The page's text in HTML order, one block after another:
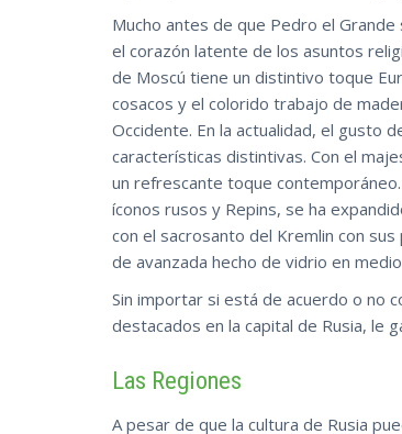
Mucho antes de que Pedro el
el corazón latente de los asuntos
de Moscú tiene un distintivo toque
cosacos y el colorido trabajo de
Occidente. En la actualidad, el gusto
características distintivas. Con el
un refrescante toque
íconos rusos y Repins, se ha
con el sacrosanto del Kremlin con
de avanzada hecho de vidrio en
Sin importar si está de acuerdo o no
destacados en la capital de Rusia, le
Las Regiones
A pesar de que la cultura de Rusia